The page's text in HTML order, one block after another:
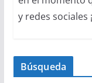
y redes sociales
Búsqueda